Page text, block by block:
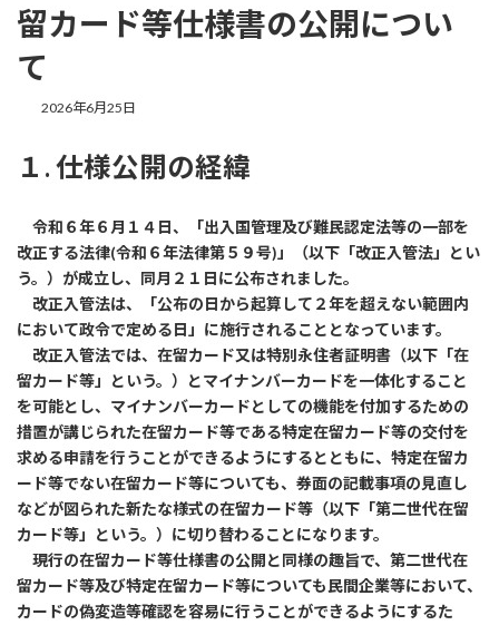
留カード等仕様書の公開につい
て
2026年6月25日
新
１. 仕様公開の経緯
令和６年６月１４日、「出入国管理及び難民認定法等の一部を
改正する法律(令和６年法律第５９号)」（以下「改正入管法」とい
う。）が成立し、同月２１日に公布されました。
改正入管法は、「公布の日から起算して２年を超えない範囲内
において政令で定める日」に施行されることとなっています。
改正入管法では、在留カード又は特別永住者証明書（以下「在
留カード等」という。）とマイナンバーカードを一体化すること
を可能とし、マイナンバーカードとしての機能を付加するための
措置が講じられた在留カード等である特定在留カード等の交付を
求める申請を行うことができるようにするとともに、特定在留カ
ード等でない在留カード等についても、券面の記載事項の見直し
などが図られた新たな様式の在留カード等（以下「第二世代在留
カード等」という。）に切り替わることになります。
現行の在留カード等仕様書の公開と同様の趣旨で、第二世代在
留カード等及び特定在留カード等についても民間企業等において、
カードの偽変造等確認を容易に行うことができるようにするた